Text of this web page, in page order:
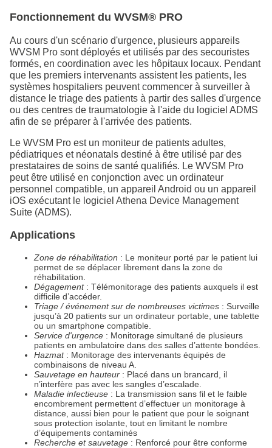
Fonctionnement du WVSM® PRO
Au cours d'un scénario d'urgence, plusieurs appareils
WVSM Pro sont déployés et utilisés par des secouristes
formés, en coordination avec les hôpitaux locaux. Pendant
que les premiers intervenants assistent les patients, les
systèmes hospitaliers peuvent commencer à surveiller à
distance le triage des patients à partir des salles d'urgence
ou des centres de traumatologie à l'aide du logiciel ADMS
afin de se préparer à l'arrivée des patients.
Le WVSM Pro est un moniteur de patients adultes,
pédiatriques et néonatals destiné à être utilisé par des
prestataires de soins de santé qualifiés. Le WVSM Pro
peut être utilisé en conjonction avec un ordinateur
personnel compatible, un appareil Android ou un appareil
iOS exécutant le logiciel Athena Device Management
Suite (ADMS).
Applications
Zone de réhabilitation : Le moniteur porté par le patient lui
permet de se déplacer librement dans la zone de
réhabilitation.
Dégagement: Télémonitorage des patients auxquels il est
difficile d’accéder.
Triage / événement sur de nombreuses victimes : Surveille
jusqu’à 20 patients sur un ordinateur portable, une tablette
ou un smartphone compatible.
Service d'urgence : Monitorage simultané de plusieurs
patients en ambulatoire dans des salles d’attente bondées.
Hazmat: Monitorage des intervenants équipés de
combinaisons de niveau A.
Sauvetage en hauteur : Placé dans un brancard, il
n’interfère pas avec les sangles d’escalade.
Maladie infectieuse : La transmission sans fil et le faible
encombrement permettent d’effectuer un monitorage à
distance, aussi bien pour le patient que pour le soignant
sous protection isolante, tout en limitant le nombre
d’équipements contaminés
Recherche et sauvetage : Renforcé pour être conforme